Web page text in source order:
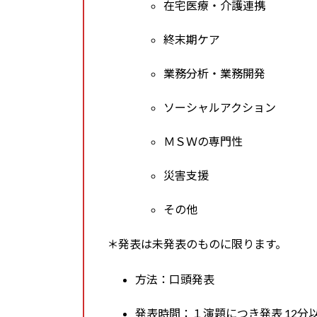
在宅医療・介護連携
終末期ケア
業務分析・業務開発
ソーシャルアクション
ＭＳＷの専門性
災害支援
その他
＊発表は未発表のものに限ります。
方法：口頭発表
発表時間：１演題につき発表 12分